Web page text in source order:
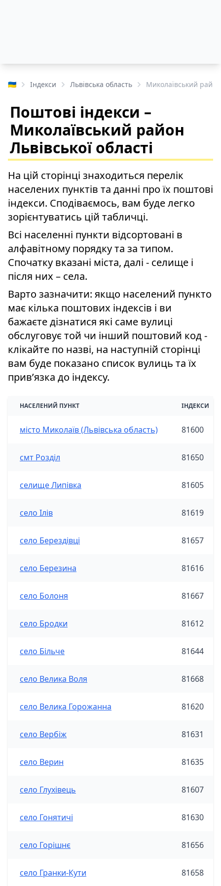
🇺🇦 Індекси Львівська область Миколаївський район
Поштові індекси –
Миколаївський район
Львівської області
На цій сторінці знаходиться перелік
населених пунктів та данні про їх поштові
індекси. Сподіваємось, вам буде легко
зорієнтуватись цій табличці.
Всі населенні пункти відсортовані в
алфавітному порядку та за типом.
Спочатку вказані міста, далі - селище і
після них – села.
Варто зазначити: якщо населений пункто
має кілька поштових індексів і ви
бажаєте дізнатися які саме вулиці
обслуговує той чи інший поштовий код -
клікайте по назві, на наступній сторінці
вам буде показано список вулиць та їх
привʼязка до індексу.
НАСЕЛЕНИЙ ПУНКТ ІНДЕКСИ
місто Миколаїв (Львівська область) 81600
смт Розділ 81650
селище Липівка 81605
село Ілів 81619
село Берездівці 81657
село Березина 81616
село Болоня 81667
село Бродки 81612
село Більче 81644
село Велика Воля 81668
село Велика Горожанна 81620
село Вербіж 81631
село Верин 81635
село Глухівець 81607
село Гонятичі 81630
село Горішнє 81656
село Гранки-Кути 81658